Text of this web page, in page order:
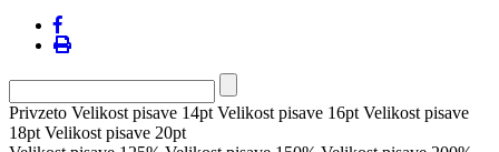
Privzeto Velikost pisave 14pt Velikost pisave 16pt Velikost pisave
18pt Velikost pisave 20pt